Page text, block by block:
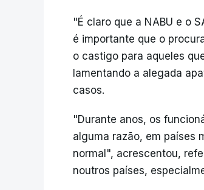
"É claro que a NABU e o
é importante que o
o castigo para aqueles
lamentando a alegada
casos.
"Durante anos, os
alguma razão, em países
normal", acrescentou,
noutros países,